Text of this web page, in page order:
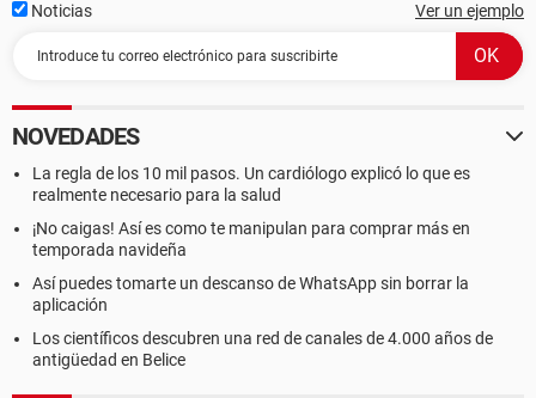
Noticias Ver un ejemplo
NOVEDADES
La regla de los 10 mil pasos. Un cardiólogo explicó lo que es
realmente necesario para la salud
¡No caigas! Así es como te manipulan para comprar más en
temporada navideña
Así puedes tomarte un descanso de WhatsApp sin borrar la
aplicación
Los científicos descubren una red de canales de 4.000 años de
antigüedad en Belice